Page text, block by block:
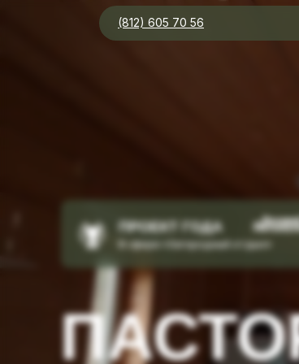
(812) 605 70 56
ПРОЕКТ ГОДА
В сфере «Загородный отдых»